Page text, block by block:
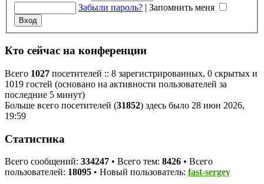
Забыли пароль? | Запомнить меня
Кто сейчас на конференции
Всего 1027 посетителей :: 8 зарегистрированных, 0 скрытых и
1019 гостей (основано на активности пользователей за
последние 5 минут)
Больше всего посетителей (31852) здесь было 28 июн 2026,
19:59
Статистика
Всего сообщений: 334247 • Всего тем: 8426 • Всего
пользователей: 18095 • Новый пользователь: fast-sergey